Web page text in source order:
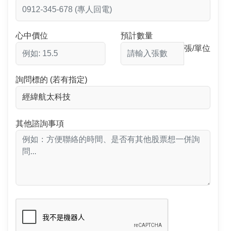
心中價位
預計數量
張/單位
詢問標的 (若有指定)
其他諮詢事項